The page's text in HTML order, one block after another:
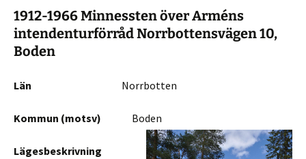
1912-1966 Minnessten över Arméns
intendenturförråd Norrbottensvägen 10,
Boden
Län Norrbotten
Kommun (motsv) Boden
Lägesbeskrivning